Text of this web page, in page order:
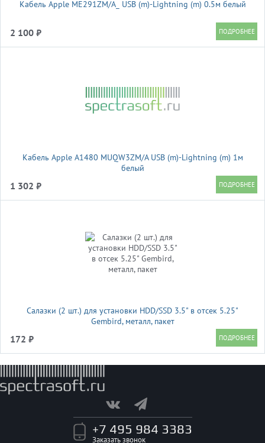
Кабель Apple ME291ZM/A_ USB (m)-Lightning (m) 0.5м белый
2 100 ₽
Кабель Apple A1480 MUQW3ZM/A USB (m)-Lightning (m) 1м
белый
1 302 ₽
Салазки (2 шт.) для установки HDD/SSD 3.5" в отсек 5.25"
Gembird, металл, пакет
172 ₽
+7 495 984 3383
Заказать звонок